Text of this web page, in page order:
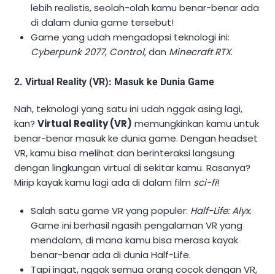
lebih realistis, seolah-olah kamu benar-benar ada
di dalam dunia game tersebut!
Game yang udah mengadopsi teknologi ini:
Cyberpunk 2077, Control, dan Minecraft RTX.
2. Virtual Reality (VR): Masuk ke Dunia Game
Nah, teknologi yang satu ini udah nggak asing lagi,
kan? Virtual Reality (VR) memungkinkan kamu untuk
benar-benar masuk ke dunia game. Dengan headset
VR, kamu bisa melihat dan berinteraksi langsung
dengan lingkungan virtual di sekitar kamu. Rasanya?
Mirip kayak kamu lagi ada di dalam film sci-fi!
Salah satu game VR yang populer: Half-Life: Alyx.
Game ini berhasil ngasih pengalaman VR yang
mendalam, di mana kamu bisa merasa kayak
benar-benar ada di dunia Half-Life.
Tapi ingat, nggak semua orang cocok dengan VR,